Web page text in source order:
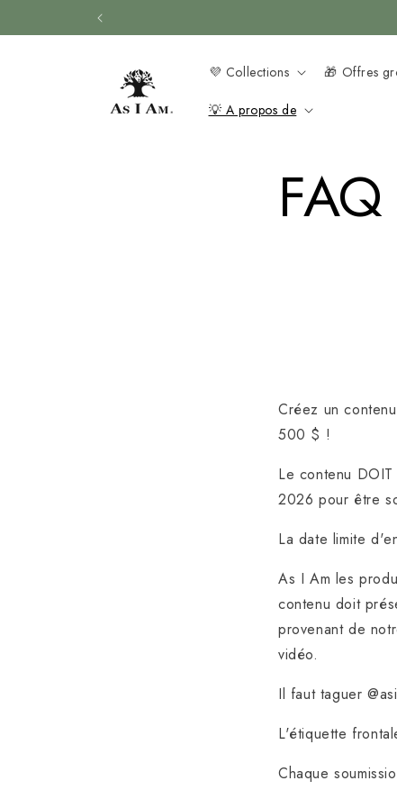
💜 Collections 🎁 Offres
💡 A propos de
Créez un
500 $ !
Le contenu
2026 pour être
La date limite
As I Am les
contenu doit
provenant de
vidéo.
Il faut taguer
L'étiquette
Chaque